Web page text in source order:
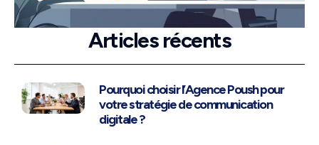
Articles récents
Pourquoi choisir l’Agence Poush pour
votre stratégie de communication
digitale ?